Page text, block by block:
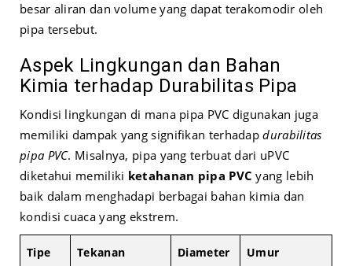
besar aliran dan volume yang dapat terakomodir oleh
pipa tersebut.
Aspek Lingkungan dan Bahan
Kimia terhadap Durabilitas Pipa
Kondisi lingkungan di mana pipa PVC digunakan juga
memiliki dampak yang signifikan terhadapdurabilitas
pipa PVC. Misalnya, pipa yang terbuat dari uPVC
diketahui memiliki ketahanan pipa PVC yang lebih
baik dalam menghadapi berbagai bahan kimia dan
kondisi cuaca yang ekstrem.
Tipe
Tekanan
Diameter
Umur